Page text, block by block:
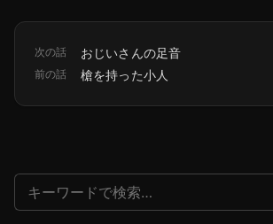
次の話 おじいさんの足音
前の話 槍を持った小人
検索: